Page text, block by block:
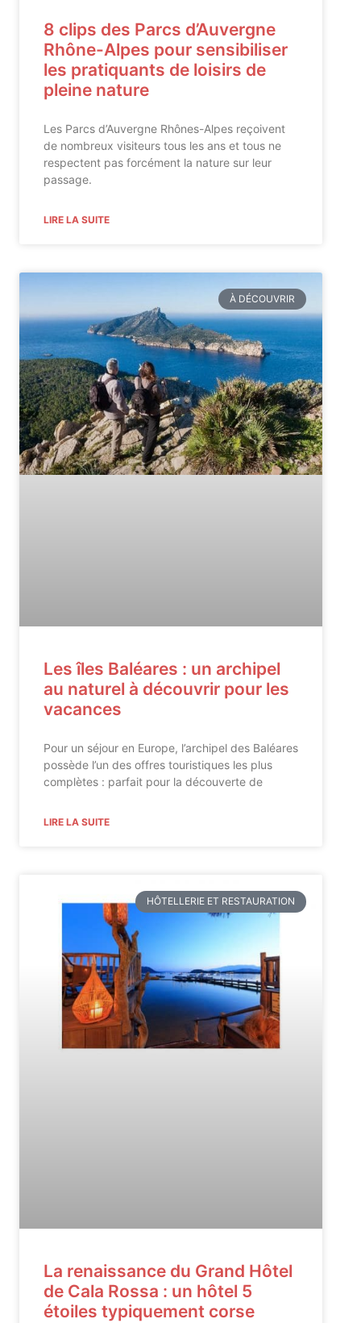
8 clips des Parcs d’Auvergne
Rhône-Alpes pour sensibiliser
les pratiquants de loisirs de
pleine nature
Les Parcs d’Auvergne Rhônes-Alpes reçoivent
de nombreux visiteurs tous les ans et tous ne
respectent pas forcément la nature sur leur
passage.
LIRE LA SUITE
À DÉCOUVRIR
Les îles Baléares : un archipel
au naturel à découvrir pour les
vacances
Pour un séjour en Europe, l’archipel des Baléares
possède l’un des offres touristiques les plus
complètes : parfait pour la découverte de
LIRE LA SUITE
HÔTELLERIE ET RESTAURATION
La renaissance du Grand Hôtel
de Cala Rossa : un hôtel 5
étoiles typiquement corse